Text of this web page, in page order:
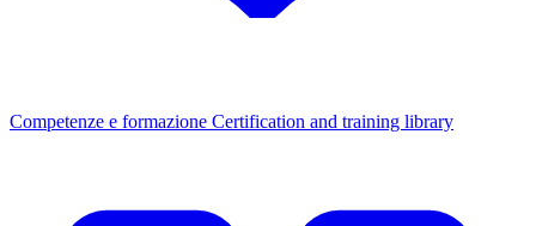
Competenze e formazione Certification and training library